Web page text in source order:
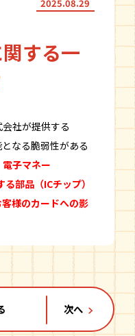
2025.08.29
する一
社が提供する
なる脆弱性がある
電子マネー
部品（ICチップ）
様のカードへの影
次へ